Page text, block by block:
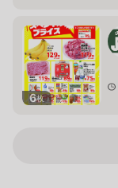
6枚